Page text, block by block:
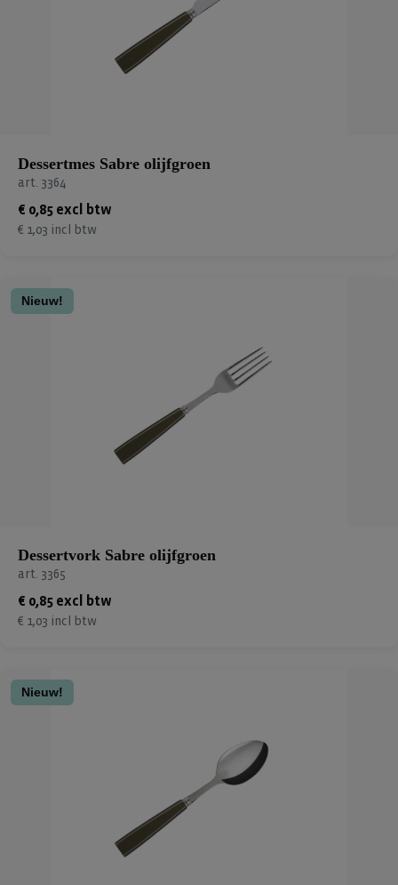
Dessertmes Sabre olijfgroen
art. 3364
€ 0,85 excl btw
€ 1,03 incl btw
Nieuw!
Dessertvork Sabre olijfgroen
art. 3365
€ 0,85 excl btw
€ 1,03 incl btw
Nieuw!